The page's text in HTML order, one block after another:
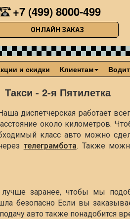
+7 (499) 8000-499
ОНЛАЙН ЗАКАЗ
и скидки Клиентам
Такси - 2-я Пятилетка
диспетчерская работает
около километров.
класс авто можно
телеграмбота. Также
заранее, чтобы мы
безопасно Если вы
авто также понадобится